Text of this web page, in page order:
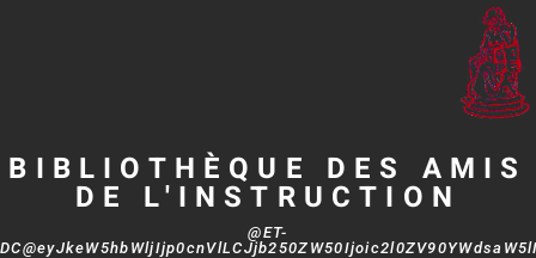
BIBLIOTHÈQUE DES AMIS
DE L'INSTRUCTION
@ET-